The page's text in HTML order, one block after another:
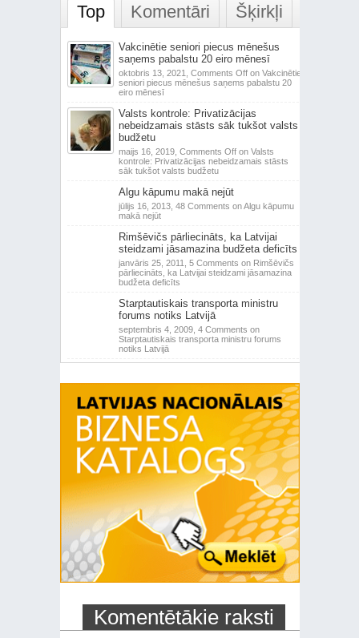
Top Komentāri Šķirkļi
Vakcinētie seniori piecus mēnešus
saņems pabalstu 20 eiro mēnesī
oktobris 13, 2021, Comments Offon Vakcinētie
seniori piecus mēnešus saņems pabalstu 20
eiro mēnesī
Valsts kontrole: Privatizācijas
nebeidzamais stāsts sāk tukšot valsts
budžetu
maijs 16, 2019, Comments Offon Valsts
kontrole: Privatizācijas nebeidzamais stāsts
sāk tukšot valsts budžetu
Algu kāpumu makā nejūt
jūlijs 16, 2013, 48 Comments on Algu kāpumu
makā nejūt
Rimšēvičs pārliecināts, ka Latvijai
steidzami jāsamazina budžeta deficīts
janvāris 25, 2011, 5 Comments on Rimšēvičs
pārliecināts, ka Latvijai steidzami jāsamazina
budžeta deficīts
Starptautiskais transporta ministru
forums notiks Latvijā
septembris 4, 2009, 4 Comments on
Starptautiskais transporta ministru forums
notiks Latvijā
Komentētākie raksti